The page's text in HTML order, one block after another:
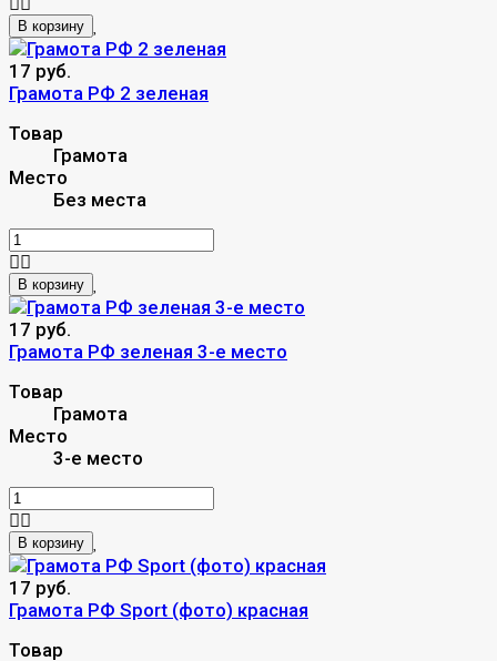
В корзину
17 руб.
Грамота РФ 2 зеленая
Товар
Грамота
Место
Без места
В корзину
17 руб.
Грамота РФ зеленая 3-е место
Товар
Грамота
Место
3-е место
В корзину
17 руб.
Грамота РФ Sport (фото) красная
Товар